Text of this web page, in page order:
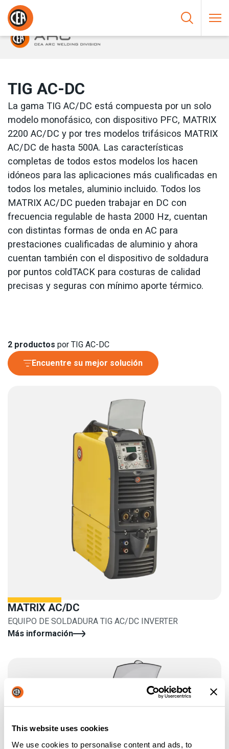
This website uses cookies
We use cookies to personalise content and ads, to
Saltar al contenido
HOME/
TIG AC-DC
La gama TIG AC/DC está compuesta por un solo
modelo monofásico, con dispositivo PFC, MATRIX
2200 AC/DC y por tres modelos trifásicos MATRIX
AC/DC de hasta 500A. Las características
completas de todos estos modelos los hacen
idóneos para las aplicaciones más cualificadas en
todos los metales, aluminio incluido. Todos los
MATRIX AC/DC pueden trabajar en DC con
frecuencia regulable de hasta 2000 Hz, cuentan
con distintas formas de onda en AC para
prestaciones cualificadas de aluminio y ahora
cuentan también con el dispositivo de soldadura
por puntos coldTACK para costuras de calidad
precisas y seguras con mínimo aporte térmico.
2 productos por TIG AC-DC
Encuentre su mejor solución
MATRIX AC/DC
EQUIPO DE SOLDADURA TIG AC/DC INVERTER
Más información